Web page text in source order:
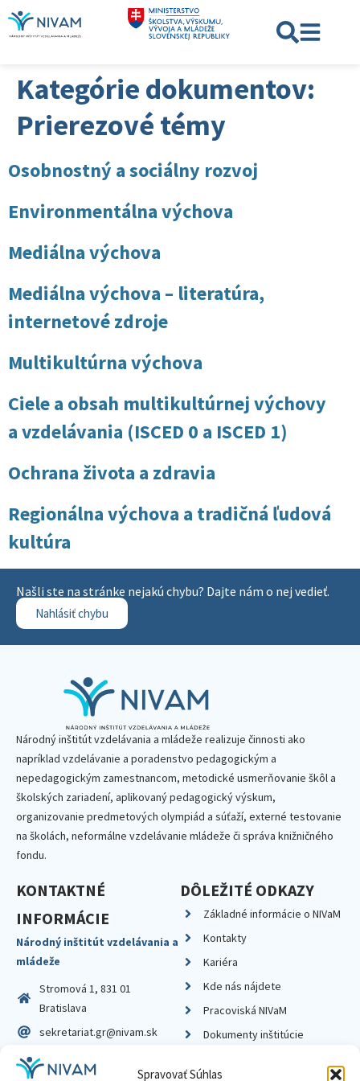
Spravovať Súhlas
Kategórie dokumentov:
Prierezové témy
Osobnostný a sociálny rozvoj
Environmentálna výchova
Mediálna výchova
Mediálna výchova – literatúra,
internetové zdroje
Multikultúrna výchova
Ciele a obsah multikultúrnej výchovy
a vzdelávania (ISCED 0 a ISCED 1)
Ochrana života a zdravia
Regionálna výchova a tradičná ľudová
kultúra
Našli ste na stránke nejakú chybu? Dajte nám o nej vedieť.
Nahlásiť chybu
Národný inštitút vzdelávania a mládeže realizuje činnosti ako
napríklad vzdelávanie a poradenstvo pedagogickým a
nepedagogickým zamestnancom, metodické usmerňovanie škôl a
školských zariadení, aplikovaný pedagogický výskum,
organizovanie predmetových olympiád a súťaží, externé testovanie
na školách, neformálne vzdelávanie mládeže či správa knižničného
fondu.
KONTAKTNÉ
INFORMÁCIE
Národný inštitút vzdelávania a
mládeže
Stromová 1, 831 01
Bratislava
sekretariat.gr@nivam.sk
IČO: 00164348
DÔLEŽITÉ ODKAZY
Základné informácie o NIVaM
Kontakty
Kariéra
Kde nás nájdete
Pracoviská NIVaM
Dokumenty inštitúcie